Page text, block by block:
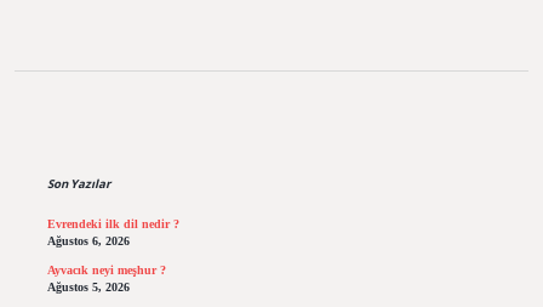
Son Yazılar
Evrendeki ilk dil nedir ?
Ağustos 6, 2026
Ayvacık neyi meşhur ?
Ağustos 5, 2026